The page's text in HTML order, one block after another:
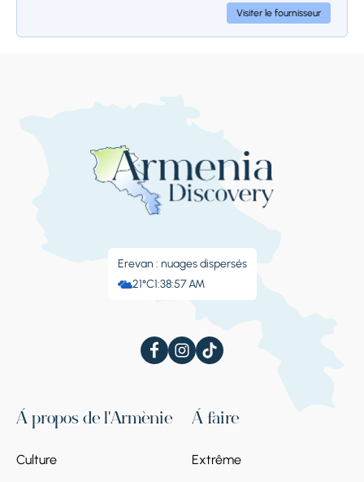
Visiter le fournisseur
Erevan : nuages ​​dispersés
21°C1:38:58 AM
À propos de l'Arménie
Culture
À faire
Extrême